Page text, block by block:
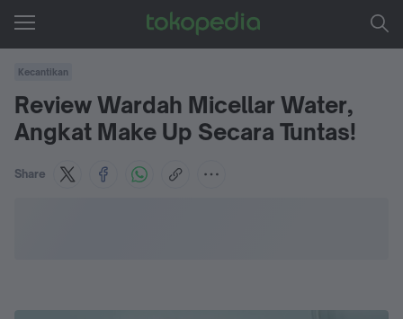
Kecantikan
Review Wardah Micellar Water,
Angkat Make Up Secara Tuntas!
Share